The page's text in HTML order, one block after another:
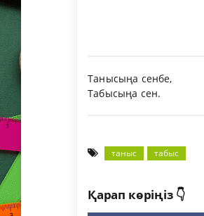
Танысыңа сенбе,
Табысыңа сен.
таныс табыс
Қарап көріңіз 👇